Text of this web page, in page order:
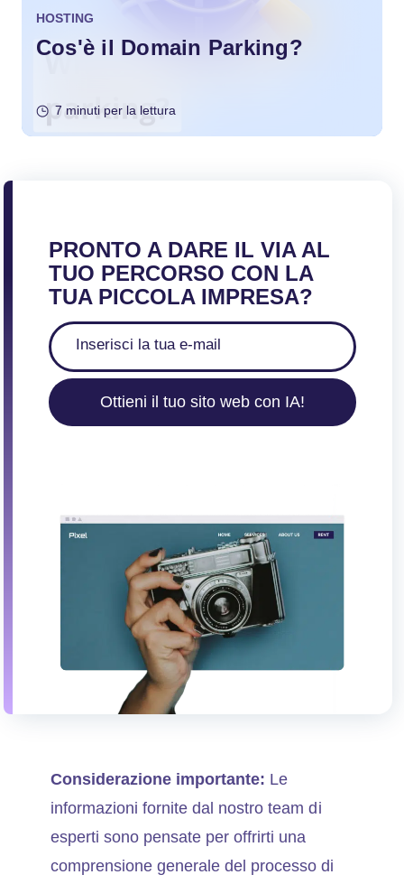
HOSTING
Cos'è il Domain Parking?
7 minuti per la lettura
PRONTO A DARE IL VIA AL
TUO PERCORSO CON LA
TUA PICCOLA IMPRESA?
Ottieni il tuo sito web con IA!
Considerazione importante: Le
informazioni fornite dal nostro team di
esperti sono pensate per offrirti una
comprensione generale del processo di